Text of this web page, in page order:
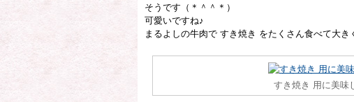
そうです（＊＾＾＊）
可愛いですね♪
まるよしの牛肉で すき焼き をたくさん食べて大き
すき焼き 用に美味